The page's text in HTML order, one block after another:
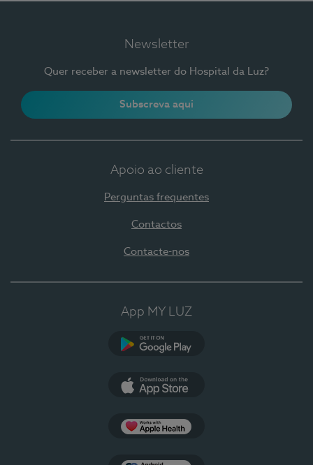
Newsletter
Quer receber a newsletter do Hospital da Luz?
Subscreva aqui
Apoio ao cliente
Perguntas frequentes
Contactos
Contacte-nos
App MY LUZ